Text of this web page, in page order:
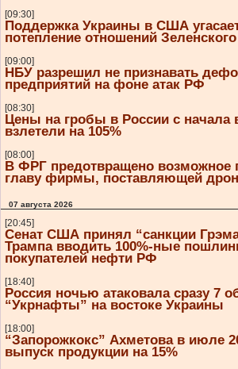
[09:30]
Поддержка Украины в США
потепление отношений
[09:00]
НБУ разрешил не признавать
предприятий на фоне атак РФ
[08:30]
Цены на гробы в России с начала
взлетели на 105%
[08:00]
В ФРГ предотвращено возможное
главу фирмы, поставляющей
07 августа 2026
[20:45]
Сенат США принял “санкции
Трампа вводить 100%-ные
покупателей нефти РФ
[18:40]
Россия ночью атаковала сразу 7
“Укрнафты” на востоке Украины
[18:00]
“Запорожкокс” Ахметова в июле
выпуск продукции на 15%